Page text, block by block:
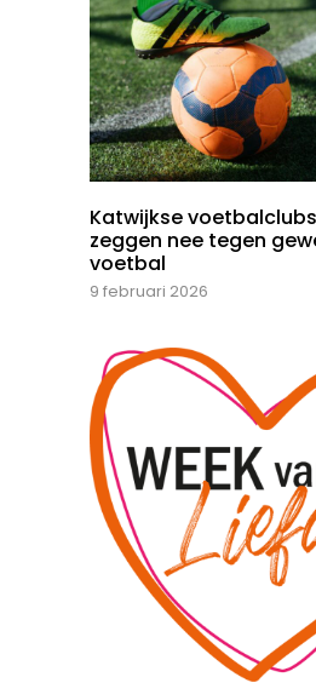
Katwijkse
zeggen nee tegen
voetbal
9 februari 2026